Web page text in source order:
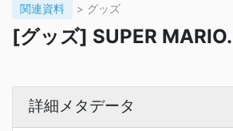
関連資料 > グッズ
[グッズ] SUPER MARIO.
詳細メタデータ